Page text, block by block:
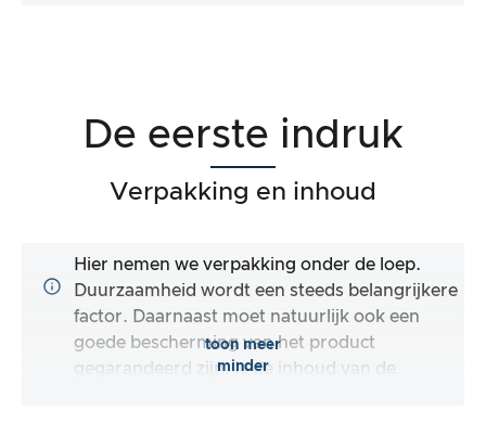
De eerste indruk
Verpakking en inhoud
Hier nemen we verpakking onder de loep.
Duurzaamheid wordt een steeds belangrijkere
factor. Daarnaast moet natuurlijk ook een
goede bescherming van het product
gegarandeerd zijn. Is de inhoud van de
toon meer
minder